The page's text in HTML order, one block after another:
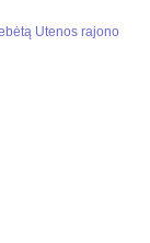
Utenos rajono